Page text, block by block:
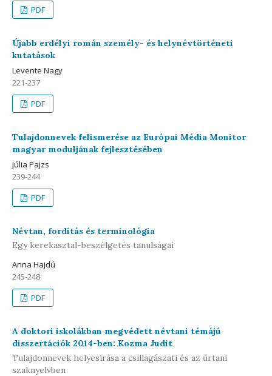
PDF
Újabb erdélyi román személy- és helynévtörténeti
kutatások
Levente Nagy
221-237
PDF
Tulajdonnevek felismerése az Európai Média Monitor
magyar moduljának fejlesztésében
Júlia Pajzs
239-244
PDF
Névtan, fordítás és terminológia
Egy kerekasztal-beszélgetés tanulságai
Anna Hajdú
245-248
PDF
A doktori iskolákban megvédett névtani témájú
disszertációk 2014-ben: Kozma Judit
Tulajdonnevek helyesírása a csillagászati és az űrtani
szaknyelvben